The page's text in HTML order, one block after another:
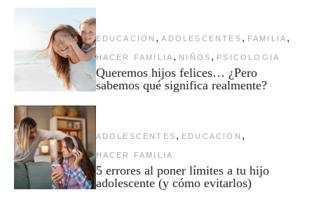
EDUCACION , ADOLESCENTES , FAMILIA ,
HACER FAMILIA , NIÑOS , PSICOLOGIA
Queremos hijos felices… ¿Pero
sabemos qué significa realmente?
ADOLESCENTES , EDUCACION ,
HACER FAMILIA
5 errores al poner límites a tu hijo
adolescente (y cómo evitarlos)